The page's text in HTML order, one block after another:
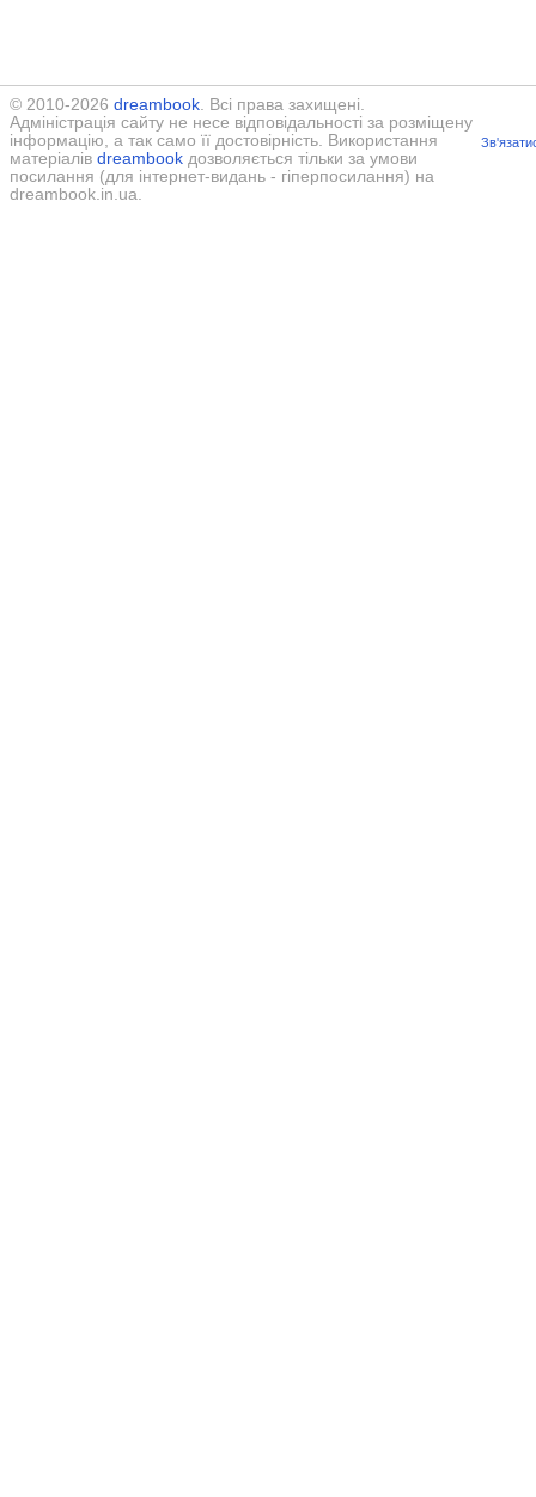
© 2010-2026 dreambook. Всі права захищені.
Адміністрація сайту не несе відповідальності за розміщену
інформацію, а так само її достовірність. Використання
матеріалів dreambook дозволяється тільки за умови
посилання (для інтернет-видань - гіперпосилання) на
dreambook.in.ua.